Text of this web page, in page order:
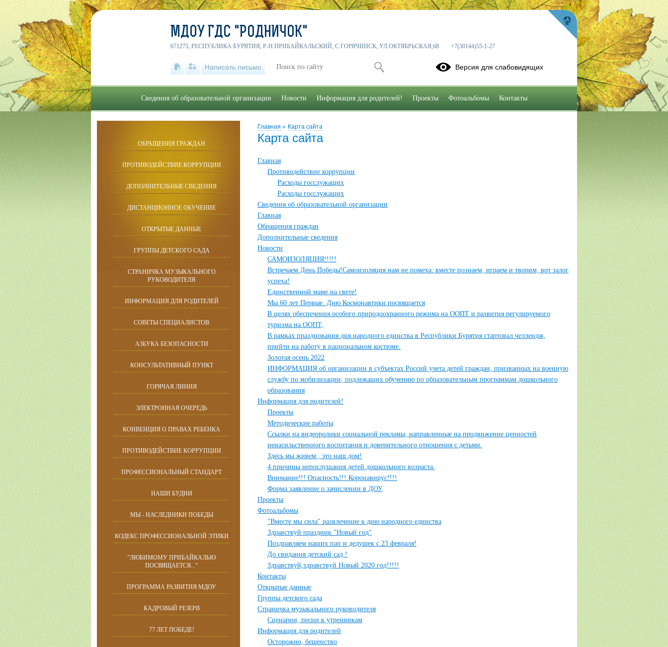
Главная » Карта сайта
Карта сайта
Главная
Противодействие коррупции
Расходы госслужащих
Расходы госслужащих
Сведения об образовательной организации
Главная
Обращения граждан
Дополнительные сведения
Новости
САМОИЗОЛЯЦИЯ!!!!!
Встречаем День Победы!Самоизоляция нам не помеха: вместе познаем, играем и творим, вот залог
успеха!
Единственной маме на свете!
Мы 60 лет Первые. Дню Космонавтики посвящается
В целях обеспечения особого природоохранного режима на ООПТ и развития регулируемого
туризма на ООПТ,
В рамках празднования дня народного единства в Республики Бурятия стартовал челлендж,
прийти на работу в национальном костюме.
Золотая осень 2022
ИНФОРМАЦИЯ об организации в субъектах Россий учета детей граждан, призванных на военную
службу по мобилизации, подлежащих обучению по образовательным программам дошкольного
образования
Информация для родителей!
Проекты
Методические работы
Ссылки на видеоролики социальной рекламы, направленные на продвижение ценностей
ненасильственного воспитания и доверительного отношения с детьми.
Здесь мы живем , это наш дом!
4 причины непослушания детей дошкольного возраста.
Внимание!!! Опасность!!! Коронавирус!!!!
Форма заявление о зачислении в ДОУ
Проекты
Фотоальбомы
"Вместе мы сила" развлечение к дню народного единства
Здравствуй праздник "Новый год"
Поздравляем наших пап и дедушек с 23 февраля!
До свидания детский сад !
Здравствуй,здравствуй Новый 2020 год!!!!!
Контакты
Открытые данные
Группы детского сада
Страничка музыкального руководителя
Сценарии, песни к утренникам
Информация для родителей
Осторожно, бешенство
ОБРАЩЕНИЯ ГРАЖДАН
ПРОТИВОДЕЙСТВИЕ КОРРУПЦИИ
ДОПОЛНИТЕЛЬНЫЕ СВЕДЕНИЯ
ДИСТАНЦИОННОЕ ОБУЧЕНИЕ
ОТКРЫТЫЕ ДАННЫЕ
ГРУППЫ ДЕТСКОГО САДА
СТРАНИЧКА МУЗЫКАЛЬНОГО
РУКОВОДИТЕЛЯ
ИНФОРМАЦИЯ ДЛЯ РОДИТЕЛЕЙ
СОВЕТЫ СПЕЦИАЛИСТОВ
АЗБУКА БЕЗОПАСНОСТИ
КОНСУЛЬТАТИВНЫЙ ПУНКТ
ГОРЯЧАЯ ЛИНИЯ
ЭЛЕКТРОННАЯ ОЧЕРЕДЬ
КОНВЕНЦИЯ О ПРАВАХ РЕБЕНКА
ПРОТИВОДЕЙСТВИЕ КОРРУПЦИИ
ПРОФЕССИОНАЛЬНЫЙ СТАНДАРТ
НАШИ БУДНИ
МЫ - НАСЛЕДНИКИ ПОБЕДЫ
КОДЕКС ПРОФЕССИОНАЛЬНОЙ ЭТИКИ
"ЛЮБИМОМУ ПРИБАЙКАЛЬЮ
ПОСВЯЩАЕТСЯ..."
ПРОГРАММА РАЗВИТИЯ МДОУ
КАДРОВЫЙ РЕЗЕРВ
77 ЛЕТ ПОБЕДЕ!
МДОУ ГДС "РОДНИЧОК"
671275, РЕСПУБЛИКА БУРЯТИЯ, Р-Н ПРИБАЙКАЛЬСКИЙ, С ГОРЯЧИНСК, УЛ.ОКТЯБРЬСКАЯ,68 +7(30144)55-1-27
Написать письмо Версия для слабовидящих
Сведения об образовательной организации Новости Информация для родителей! Проекты Фотоальбомы Контакты